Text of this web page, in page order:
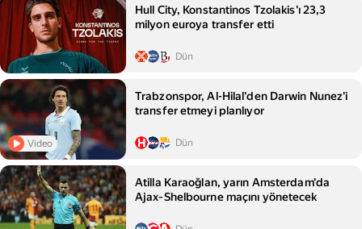
Hull City, Konstantinos Tzolakis'ı 23,3
milyon euroya transfer etti
Dün
Video
Trabzonspor, Al-Hilal'den Darwin Nunez'i
transfer etmeyi planlıyor
Dün
Atilla Karaoğlan, yarın Amsterdam'da
Ajax‑Shelbourne maçını yönetecek